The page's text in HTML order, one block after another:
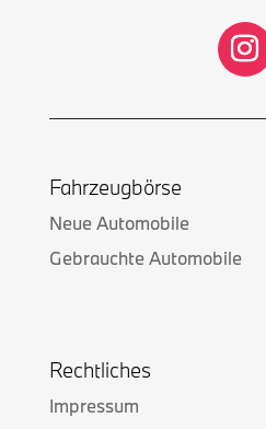
Fahrzeugbörse
Neue Automobile
Gebrauchte Automobile
Rechtliches
Impressum